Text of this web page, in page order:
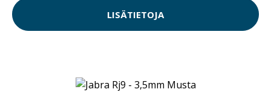
LISÄTIETOJA